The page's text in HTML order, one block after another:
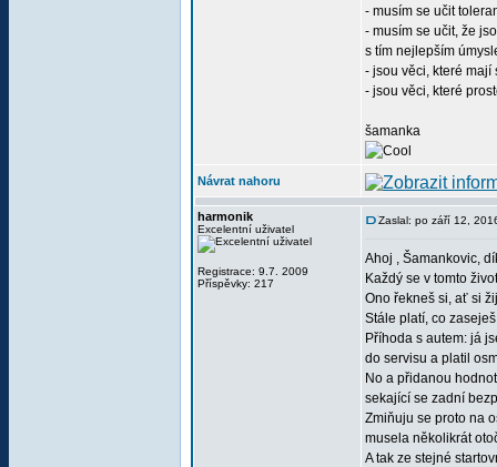
- musím se učit
- musím se učit, že
s tím nejlepším
- jsou věci, které mají
- jsou věci, které
šamanka
Návrat nahoru
harmonik
Excelentní uživatel
Registrace: 9.7. 2009
Příspěvky: 217
Zaslal: po září 12,
Ahoj , Šamankovic,
Každý se v tomto
Ono řekneš si, ať si
Stále platí, co
Příhoda s autem: já
do servisu a platil
No a přidanou
sekající se zadní
Zmiňuju se proto na
musela několikrát
A tak ze stejné